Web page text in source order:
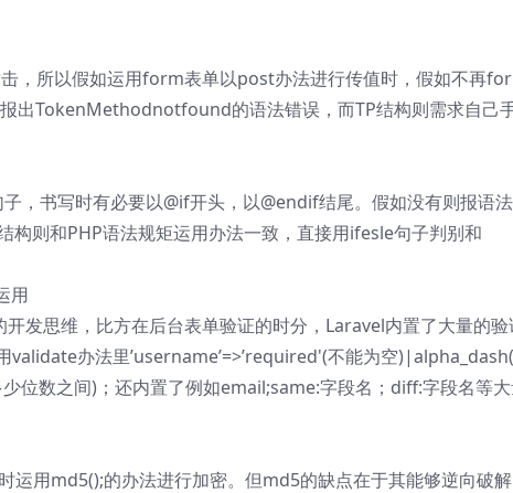
，所以假如运用form表单以post办法进行传值时，假如不再
出TokenMethodnotfound的语法错误，而TP结构则需求自己
，书写时有必要以@if开头，以@endif结尾。假如没有则报语
则和PHP语法规矩运用办法一致，直接用ifesle句子判别和
用
发思维，比方在后台表单验证的时分，Laravel内置了大量的验
validate办法里’username’=>’required'(不能为空
位数之间)；还内置了例如email;same:字段名；diff:字段名等
运用md5();的办法进行加密。但md5的缺点在于其能够逆向破解